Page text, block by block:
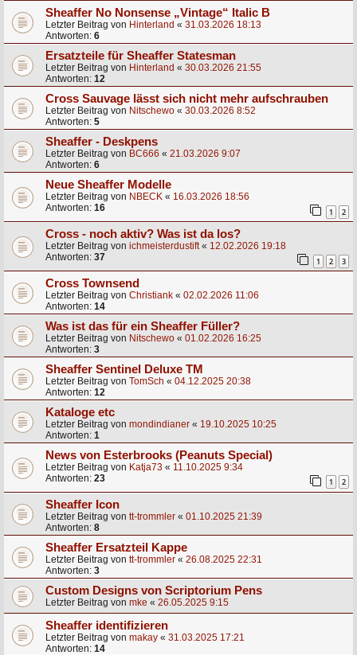
Sheaffer No Nonsense „Vintage“ Italic B
Letzter Beitrag von Hinterland « 31.03.2026 18:13
Antworten: 6
Ersatzteile für Sheaffer Statesman
Letzter Beitrag von Hinterland « 30.03.2026 21:55
Antworten: 12
Cross Sauvage lässt sich nicht mehr aufschrauben
Letzter Beitrag von Nitschewo « 30.03.2026 8:52
Antworten: 5
Sheaffer - Deskpens
Letzter Beitrag von BC666 « 21.03.2026 9:07
Antworten: 6
Neue Sheaffer Modelle
Letzter Beitrag von NBECK « 16.03.2026 18:56
Antworten: 16 1 2
Cross - noch aktiv? Was ist da los?
Letzter Beitrag von ichmeisterdustift« 12.02.2026 19:18
Antworten: 37 1 2 3
Cross Townsend
Letzter Beitrag von Christiank « 02.02.2026 11:06
Antworten: 14
Was ist das für ein Sheaffer Füller?
Letzter Beitrag von Nitschewo « 01.02.2026 16:25
Antworten: 3
Sheaffer Sentinel Deluxe TM
Letzter Beitrag von TomSch « 04.12.2025 20:38
Antworten: 12
Kataloge etc
Letzter Beitrag von mondindianer « 19.10.2025 10:25
Antworten: 1
News von Esterbrooks (Peanuts Special)
Letzter Beitrag von Katja73 « 11.10.2025 9:34
Antworten: 23 1 2
Sheaffer Icon
Letzter Beitrag von tt-trommler « 01.10.2025 21:39
Antworten: 8
Sheaffer Ersatzteil Kappe
Letzter Beitrag von tt-trommler « 26.08.2025 22:31
Antworten: 3
Custom Designs von Scriptorium Pens
Letzter Beitrag von mke « 26.05.2025 9:15
Sheaffer identifizieren
Letzter Beitrag von makay « 31.03.2025 17:21
Antworten: 14